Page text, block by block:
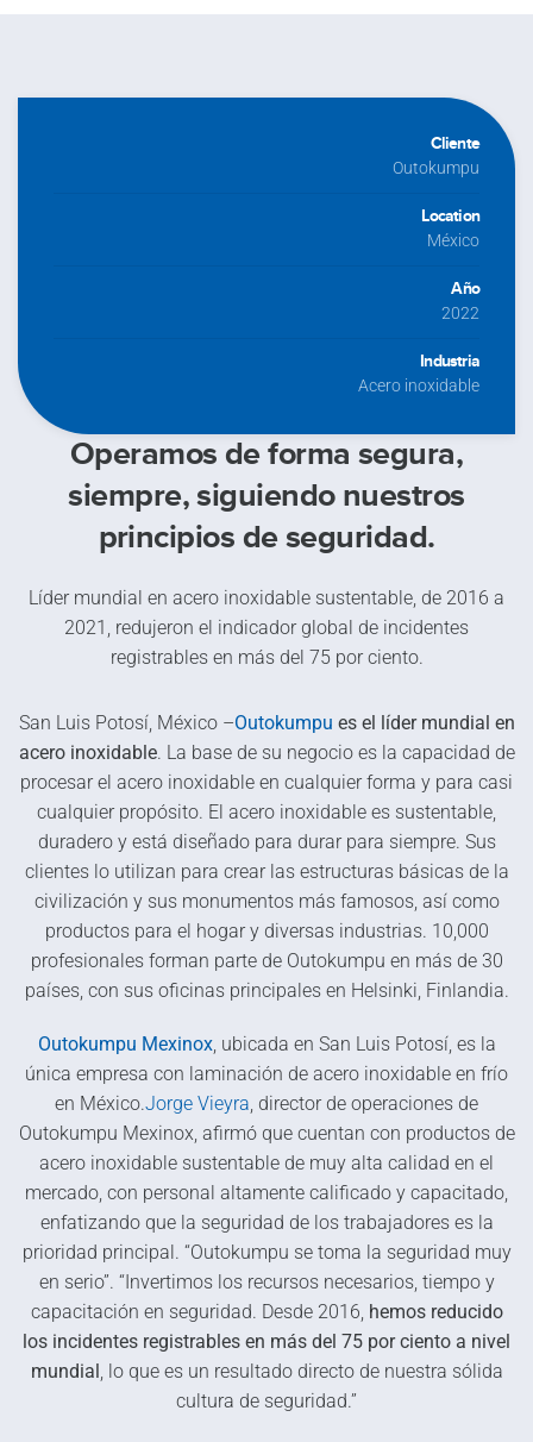
Cliente
Outokumpu
Location
México
Año
2022
Industria
Acero inoxidable
Operamos de forma segura,
siempre, siguiendo nuestros
principios de seguridad.
Líder mundial en acero inoxidable sustentable, de 2016 a
2021, redujeron el indicador global de incidentes
registrables en más del 75 por ciento.
San Luis Potosí, México –Outokumpu es el líder mundial en
acero inoxidable. La base de su negocio es la capacidad de
procesar el acero inoxidable en cualquier forma y para casi
cualquier propósito. El acero inoxidable es sustentable,
duradero y está diseñado para durar para siempre. Sus
clientes lo utilizan para crear las estructuras básicas de la
civilización y sus monumentos más famosos, así como
productos para el hogar y diversas industrias. 10,000
profesionales forman parte de Outokumpu en más de 30
países, con sus oficinas principales en Helsinki, Finlandia.
Outokumpu Mexinox, ubicada en San Luis Potosí, es la
única empresa con laminación de acero inoxidable en frío
en México.Jorge Vieyra, director de operaciones de
Outokumpu Mexinox, afirmó que cuentan con productos de
acero inoxidable sustentable de muy alta calidad en el
mercado, con personal altamente calificado y capacitado,
enfatizando que la seguridad de los trabajadores es la
prioridad principal. “Outokumpu se toma la seguridad muy
en serio”. “Invertimos los recursos necesarios, tiempo y
capacitación en seguridad. Desde 2016, hemos reducido
los incidentes registrables en más del 75 por ciento a nivel
mundial , lo que es un resultado directo de nuestra sólida
cultura de seguridad.”